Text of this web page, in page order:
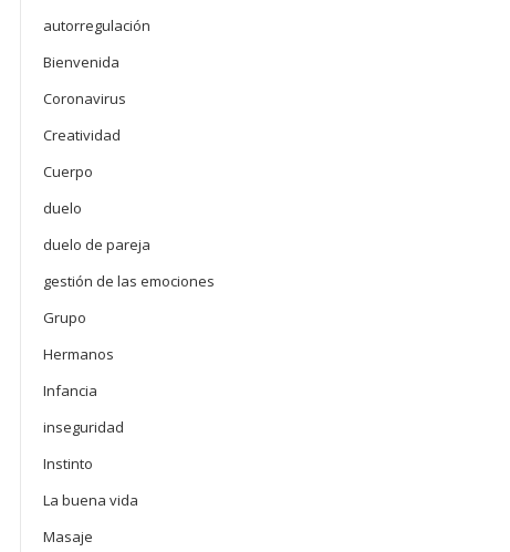
autorregulación
Bienvenida
Coronavirus
Creatividad
Cuerpo
duelo
duelo de pareja
gestión de las emociones
Grupo
Hermanos
Infancia
inseguridad
Instinto
La buena vida
Masaje